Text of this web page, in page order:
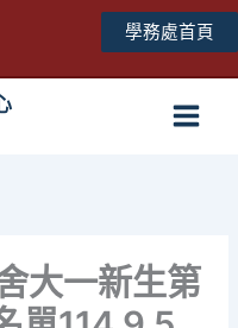
學務處首頁
大一新生第